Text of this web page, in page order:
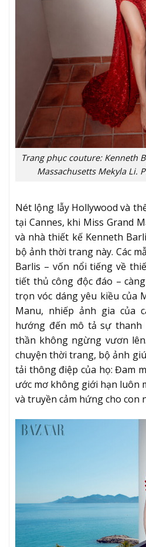
Trang phục couture: Kenneth
Massachusetts Mekyla Li.
Nét lộng lẫy Hollywood và
tại Cannes, khi Miss Grand
và nhà thiết kế Kenneth
bộ ảnh thời trang này. Các
Barlis – vốn nổi tiếng về
tiết thủ công độc đáo –
trọn vóc dáng yêu kiều của
Manu, nhiếp ảnh gia của
hướng đến mô tả sự thanh
thần không ngừng vươn
chuyện thời trang, bộ ảnh
tải thông điệp của họ: Đam
ước mơ không giới hạn luôn
và truyền cảm hứng cho con